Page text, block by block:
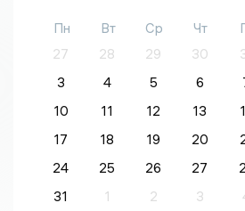
Пн Вт Ср Чт
27
28 29 30
3
4 5 6
10
11 12 13
17
18 19 20
24
25 26 27
31
1 2 3